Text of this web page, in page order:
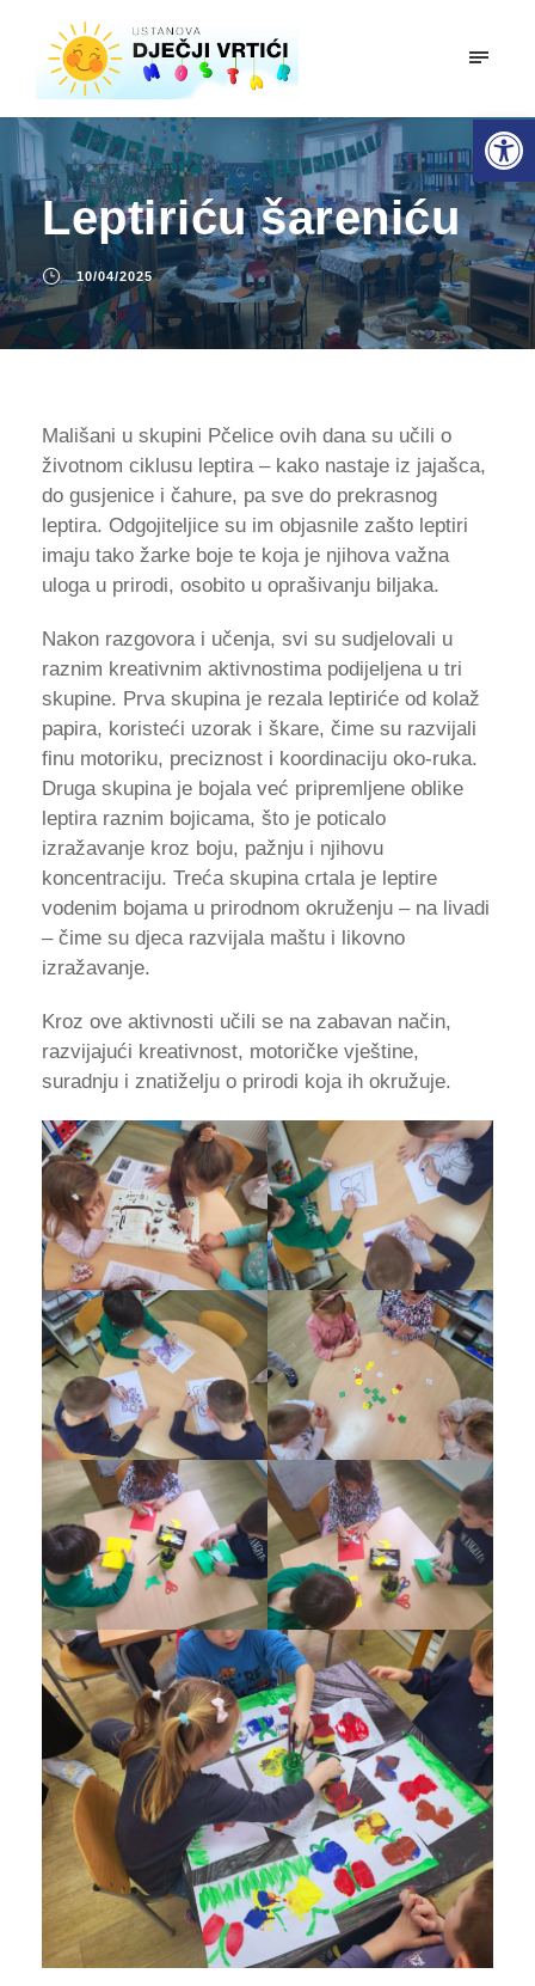
Open toolbar
Leptiriću šareniću
10/04/2025
Mališani u skupini Pčelice ovih dana su učili o
životnom ciklusu leptira – kako nastaje iz jajašca,
do gusjenice i čahure, pa sve do prekrasnog
leptira. Odgojiteljice su im objasnile zašto leptiri
imaju tako žarke boje te koja je njihova važna
uloga u prirodi, osobito u oprašivanju biljaka.
Nakon razgovora i učenja, svi su sudjelovali u
raznim kreativnim aktivnostima podijeljena u tri
skupine. Prva skupina je rezala leptiriće od kolaž
papira, koristeći uzorak i škare, čime su razvijali
finu motoriku, preciznost i koordinaciju oko-ruka.
Druga skupina je bojala već pripremljene oblike
leptira raznim bojicama, što je poticalo
izražavanje kroz boju, pažnju i njihovu
koncentraciju. Treća skupina crtala je leptire
vodenim bojama u prirodnom okruženju – na livadi
– čime su djeca razvijala maštu i likovno
izražavanje.
Kroz ove aktivnosti učili se na zabavan način,
razvijajući kreativnost, motoričke vještine,
suradnju i znatiželju o prirodi koja ih okružuje.